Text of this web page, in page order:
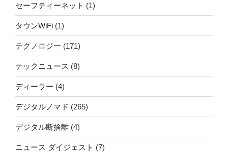
セーフティーネット (1)
タウンWiFi (1)
テクノロジー (171)
テックニュース (8)
ディーラー (4)
デジタルノマド (265)
デジタル断捨離 (4)
ニュース ダイジェスト (7)